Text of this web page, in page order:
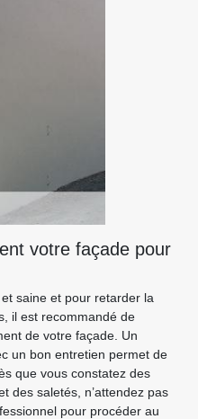
votre façade pour
saine et pour retarder la
il est recommandé de
de votre façade. Un
un bon entretien permet de
que vous constatez des
des saletés, n’attendez pas
pour procéder au